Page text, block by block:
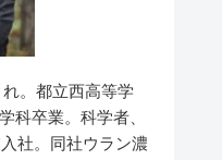
。都立西高等学
科卒業。科学者、
社。同社ウラン濃